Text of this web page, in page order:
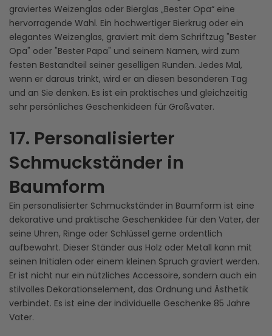
graviertes Weizenglas oder Bierglas „Bester Opa“ eine
hervorragende Wahl. Ein hochwertiger Bierkrug oder ein
elegantes Weizenglas, graviert mit dem Schriftzug "Bester
Opa" oder "Bester Papa" und seinem Namen, wird zum
festen Bestandteil seiner geselligen Runden. Jedes Mal,
wenn er daraus trinkt, wird er an diesen besonderen Tag
und an Sie denken. Es ist ein praktisches und gleichzeitig
sehr persönliches Geschenkideen für Großvater.
17. Personalisierter
Schmuckständer in
Baumform
Ein personalisierter Schmuckständer in Baumform ist eine
dekorative und praktische Geschenkidee für den Vater, der
seine Uhren, Ringe oder Schlüssel gerne ordentlich
aufbewahrt. Dieser Ständer aus Holz oder Metall kann mit
seinen Initialen oder einem kleinen Spruch graviert werden.
Er ist nicht nur ein nützliches Accessoire, sondern auch ein
stilvolles Dekorationselement, das Ordnung und Ästhetik
verbindet. Es ist eine der individuelle Geschenke 85 Jahre
Vater.